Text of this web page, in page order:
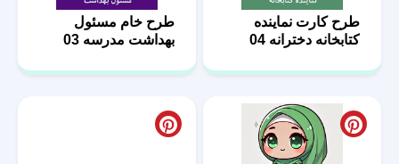
طرح کارت نماینده
کتابخانه دخترانه 04
طرح خام مسئول
بهداشت مدرسه 03